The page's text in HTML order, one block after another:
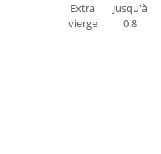
Extra
vierge
Jusqu'à
0.8